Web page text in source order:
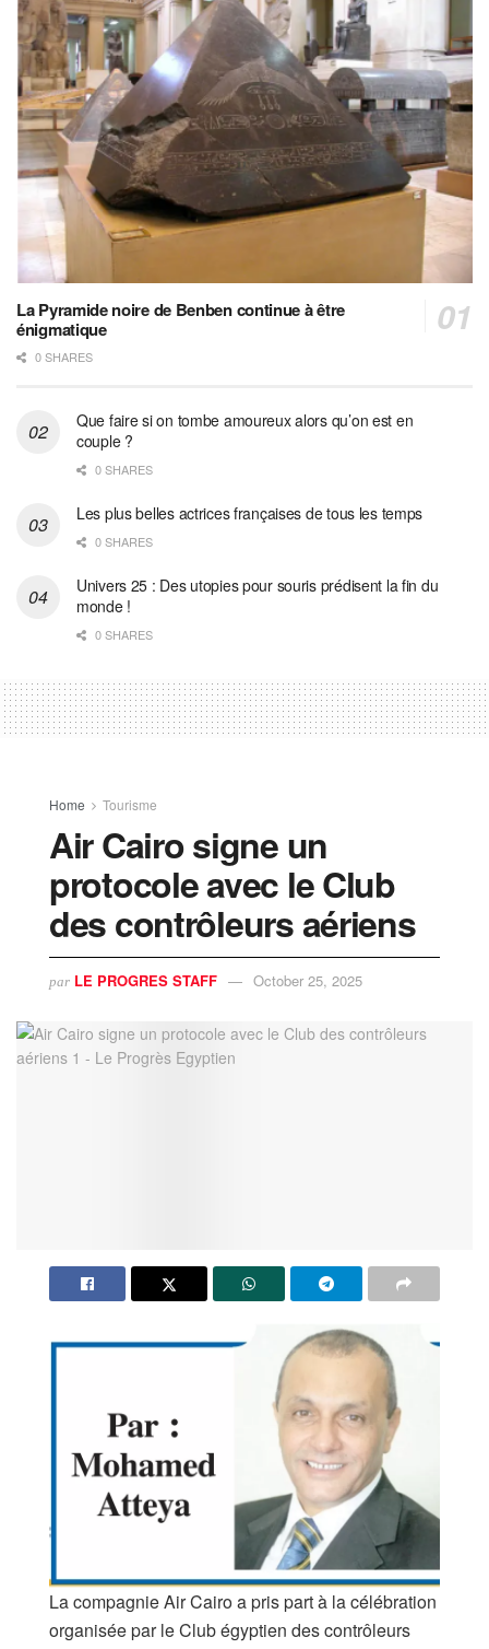
La Pyramide noire de Benben continue à être
énigmatique
0 SHARES
Que faire si on tombe amoureux alors qu’on est en
couple ?
0 SHARES
Les plus belles actrices françaises de tous les temps
0 SHARES
Univers 25 : Des utopies pour souris prédisent la fin du
monde !
0 SHARES
Home Tourisme
Air Cairo signe un
protocole avec le Club
des contrôleurs aériens
par LE PROGRES STAFF October 25, 2025
La compagnie Air Cairo a pris part à la célébration
organisée par le Club égyptien des contrôleurs